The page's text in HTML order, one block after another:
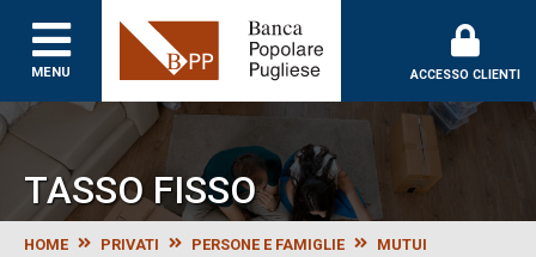
MENU
Banca Popolare
ACCESSO CLIENTI
TASSO FISSO
HOME PRIVATI PERSONE E FAMIGLIE
MUTUI